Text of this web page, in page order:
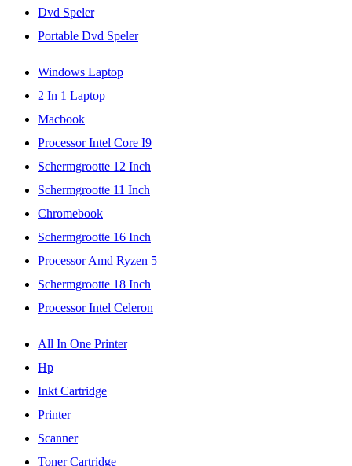
Dvd Speler
Portable Dvd Speler
Windows Laptop
2 In 1 Laptop
Macbook
Processor Intel Core I9
Schermgrootte 12 Inch
Schermgrootte 11 Inch
Chromebook
Schermgrootte 16 Inch
Processor Amd Ryzen 5
Schermgrootte 18 Inch
Processor Intel Celeron
All In One Printer
Hp
Inkt Cartridge
Printer
Scanner
Toner Cartridge